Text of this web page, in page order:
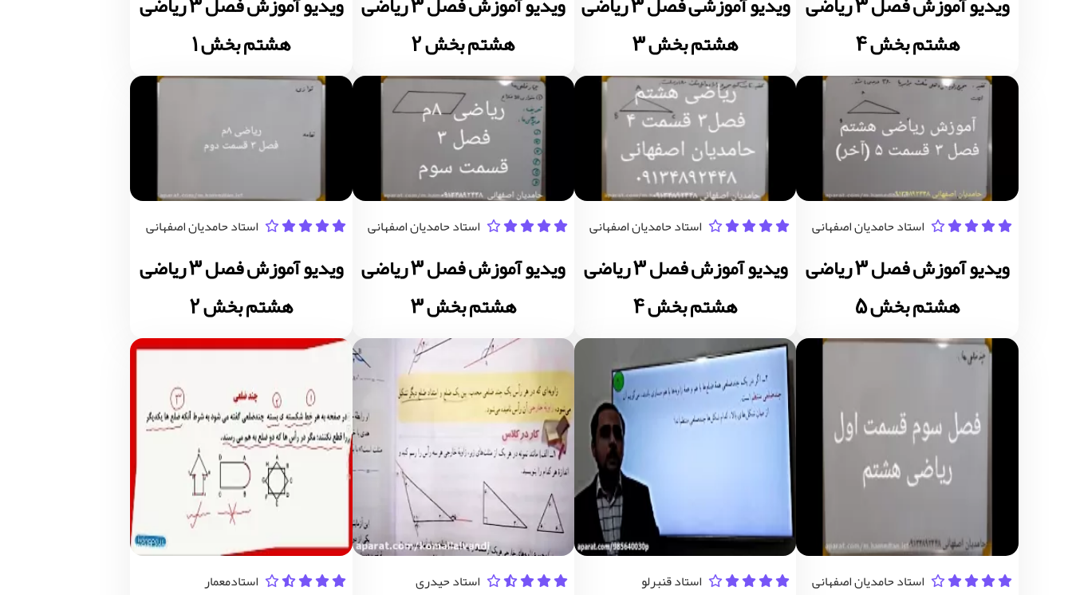
هشتم بخش 4
هشتم بخش 3
هشتم بخش 2
هشتم بخش 1
استاد حامدیان اصفهانی
ویدیو آموزش فصل 3 ریاضی
هشتم بخش 5
استاد حامدیان اصفهانی
ویدیو آموزش فصل 3 ریاضی
هشتم بخش 4
استاد حامدیان اصفهانی
ویدیو آموزش فصل 3 ریاضی
هشتم بخش 3
استاد حامدیان اصفهانی
ویدیو آموزش فصل 3 ریاضی
هشتم بخش 2
استاد حامدیان اصفهانی استاد قنبرلو استاد حیدری استادمعمار